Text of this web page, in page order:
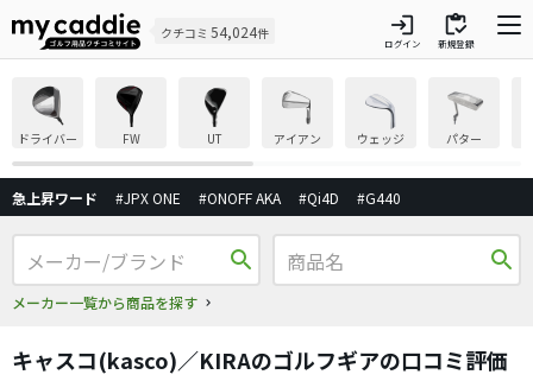
クチコミ 54,024件 login
ログイン
inventory
新規登録
ドライバー FW UT アイアン ウェッジ パター
急上昇ワード #JPX ONE #ONOFF AKA #Qi4D #G440
search
メーカー一覧から商品を探す
search
キャスコ(kasco)／KIRAのゴルフギアの口コミ評価